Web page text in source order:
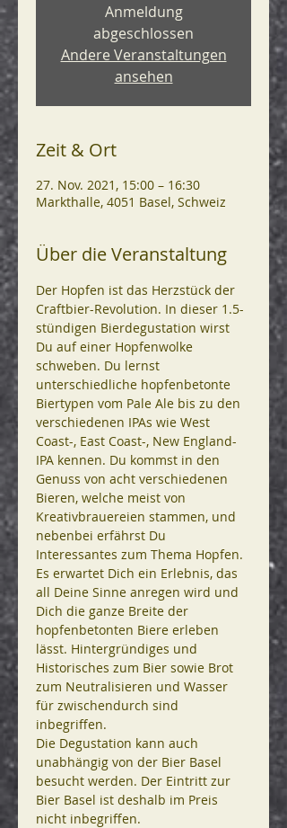
Anmeldung
abgeschlossen
Andere Veranstaltungen
ansehen
Zeit & Ort
27. Nov. 2021, 15:00 – 16:30
Markthalle, 4051 Basel, Schweiz
Über die Veranstaltung
Der Hopfen ist das Herzstück der
Craftbier-Revolution. In dieser 1.5-
stündigen Bierdegustation wirst
Du auf einer Hopfenwolke
schweben. Du lernst
unterschiedliche hopfenbetonte
Biertypen vom Pale Ale bis zu den
verschiedenen IPAs wie West
Coast-, East Coast-, New England-
IPA kennen. Du kommst in den
Genuss von acht verschiedenen
Bieren, welche meist von
Kreativbrauereien stammen, und
nebenbei erfährst Du
Interessantes zum Thema Hopfen.
Es erwartet Dich ein Erlebnis, das
all Deine Sinne anregen wird und
Dich die ganze Breite der
hopfenbetonten Biere erleben
lässt. Hintergründiges und
Historisches zum Bier sowie Brot
zum Neutralisieren und Wasser
für zwischendurch sind
inbegriffen.
Die Degustation kann auch
unabhängig von der Bier Basel
besucht werden. Der Eintritt zur
Bier Basel ist deshalb im Preis
nicht inbegriffen.